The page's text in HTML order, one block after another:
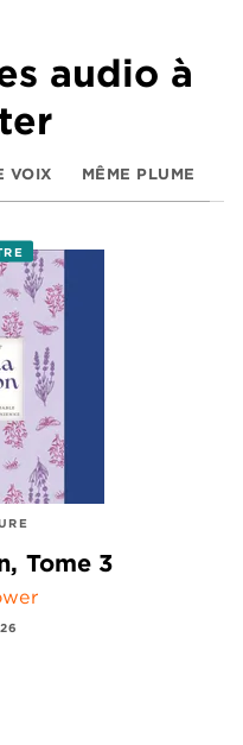
audio à
VOIX MÊME PLUME
Tome 3